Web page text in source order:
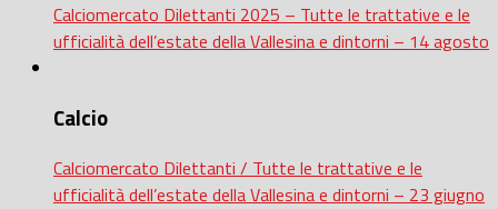
Calciomercato Dilettanti 2025 – Tutte le trattative e le
ufficialità dell’estate della Vallesina e dintorni – 14 agosto
Calcio
Calciomercato Dilettanti / Tutte le trattative e le
ufficialità dell’estate della Vallesina e dintorni – 23 giugno